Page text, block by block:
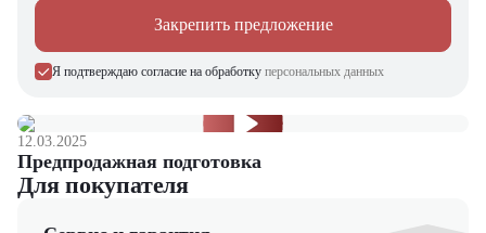
Закрепить предложение
Я подтверждаю согласие на обработку персональных данных
12.03.2025
Предпродажная подготовка
Для покупателя